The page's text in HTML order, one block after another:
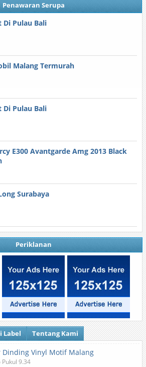
Penawaran Serupa
Di Pulau Bali
Malang Termurah
Di Pulau Bali
E300 Avantgarde Amg 2013 Black
Surabaya
Periklanan
Label Tentang Kami
Dinding Vinyl Motif Malang
Pukul 9.34